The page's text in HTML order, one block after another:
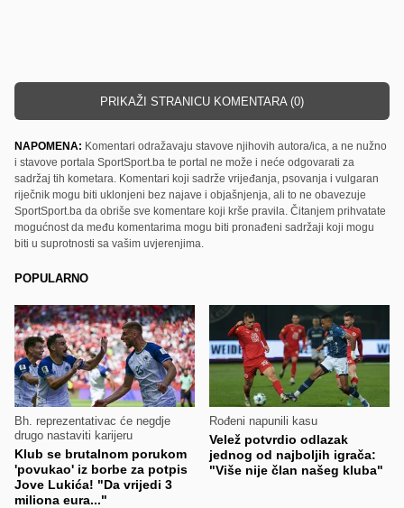
PRIKAŽI STRANICU KOMENTARA (0)
NAPOMENA: Komentari odražavaju stavove njihovih autora/ica, a ne nužno
i stavove portala SportSport.ba te portal ne može i neće odgovarati za
sadržaj tih kometara. Komentari koji sadrže vrijeđanja, psovanja i vulgaran
riječnik mogu biti uklonjeni bez najave i objašnjenja, ali to ne obavezuje
SportSport.ba da obriše sve komentare koji krše pravila. Čitanjem prihvatate
mogućnost da među komentarima mogu biti pronađeni sadržaji koji mogu
biti u suprotnosti sa vašim uvjerenjima.
POPULARNO
Bh. reprezentativac će negdje
drugo nastaviti karijeru
Klub se brutalnom porukom
'povukao' iz borbe za potpis
Jove Lukića! "Da vrijedi 3
miliona eura..."
Rođeni napunili kasu
Velež potvrdio odlazak
jednog od najboljih igrača:
"Više nije član našeg kluba"